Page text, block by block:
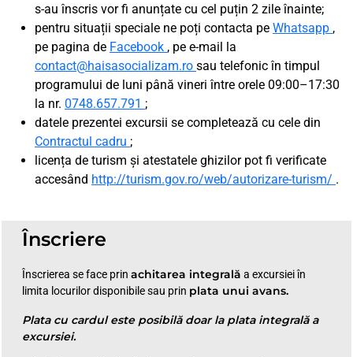
s-au înscris vor fi anunțate cu cel puțin 2 zile înainte;
pentru situații speciale ne poți contacta pe Whatsapp ,
pe pagina de Facebook , pe e-mail la
contact@haisasocializam.ro sau telefonic în timpul
programului de luni până vineri între orele 09:00–17:30
la nr. 0748.657.791 ;
datele prezentei excursii se completează cu cele din
Contractul cadru ;
licența de turism și atestatele ghizilor pot fi verificate
accesând http://turism.gov.ro/web/autorizare-turism/ .
Înscriere
Înscrierea se face prin achitarea integrală a excursiei în
limita locurilor disponibile sau prin plata unui avans.
Plata cu cardul este posibilă doar la plata integrală a
excursiei.